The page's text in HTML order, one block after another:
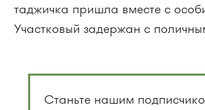
таджичка пришла вместе с
Участковый задержан с
Станьте нашим